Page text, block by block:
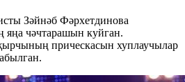
Зәйнәб Фәрхетдинова
яңа чәчтарашын куйган.
прическасын хуплаучылар